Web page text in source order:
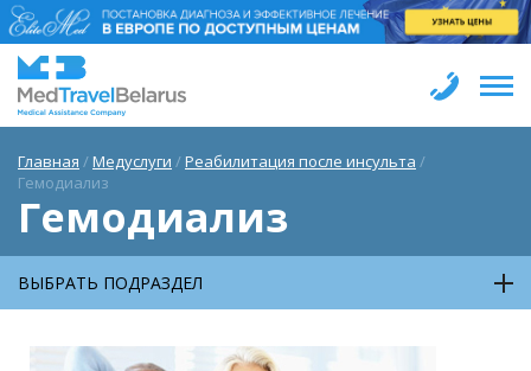
Главная /Медуслуги /Реабилитация после инсульта /
Гемодиализ
Гемодиализ
ВЫБРАТЬ ПОДРАЗДЕЛ